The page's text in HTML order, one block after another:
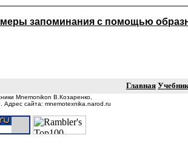
запоминания с помощью
Главная Учебник
Mnemonikon В.Козаренко,
Адрес сайта: mnemotexnika.narod.ru